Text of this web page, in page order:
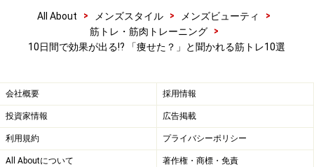
とで、筋肉を鍛えることができ、お腹の引き締めやヒッ
プアップにつながります。
徹底的な「体幹トレーニング」で、体を引
き締め、基礎代謝をアップ！
All About > メンズスタイル > メンズビューティ
>
筋トレ・筋肉トレーニング
>
10日間で効果が出る⁉ 「痩せた？」と聞かれる筋トレ10選
会社概要 採用情報
投資家情報 広告掲載
利用規約 プライバシーポリシー
All Aboutについて 著作権・商標・免責